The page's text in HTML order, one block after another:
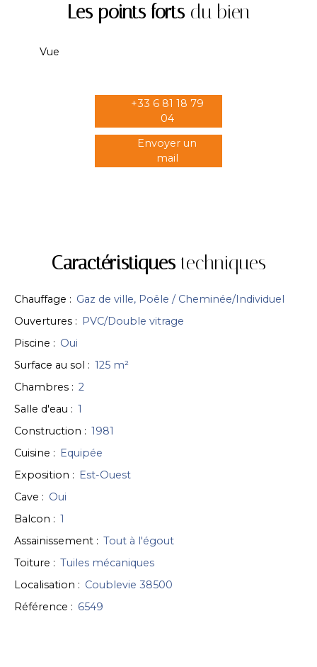
Les points forts du bien
Vue
+33 6 81 18 79
04
Envoyer un
mail
Caractéristiquestechniques
Chauffage : Gaz de ville, Poêle / Cheminée/Individuel
Ouvertures : PVC/Double vitrage
Piscine : Oui
Surface au sol : 125 m²
Chambres : 2
Salle d'eau : 1
Construction : 1981
Cuisine : Equipée
Exposition : Est-Ouest
Cave : Oui
Balcon : 1
Assainissement : Tout à l'égout
Toiture : Tuiles mécaniques
Localisation : Coublevie 38500
Référence : 6549